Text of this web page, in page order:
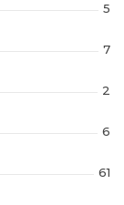
5
7
2
6
61